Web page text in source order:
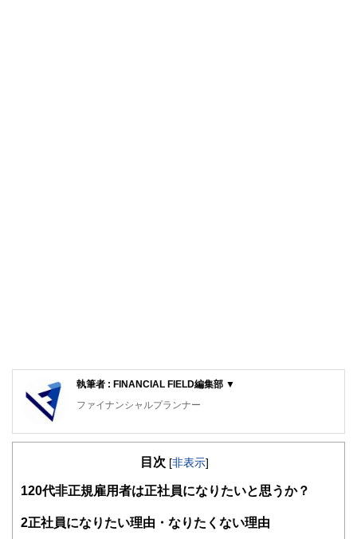
執筆者 : FINANCIAL FIELD編集部 ▼
ファイナンシャルプランナー
FinancialField編集部は、金融、経済に関する記事を、日々
知識がない方でも理解できるようわかりやすく発信していま
得者を中心に「お金や暮らし」に関する書籍・雑誌の編集経
験者で構成され、企画立案から記事掲載まですべての工程に
目次 [非表示]
1 20代非正規雇用者は正社員になりたいと思うか？
2正社員になりたい理由・なりたくない理由